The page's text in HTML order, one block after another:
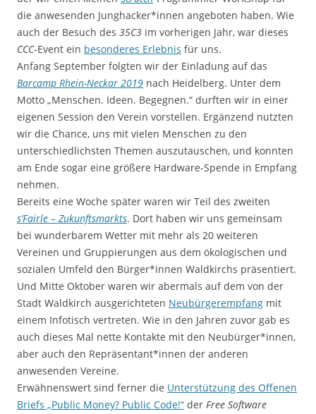
die anwesenden Junghacker*innen angeboten haben. Wie
auch der Besuch des 35C3 im vorherigen Jahr, war dieses
CCC-Event ein besonderes Erlebnis für uns.
Anfang September folgten wir der Einladung auf das
Barcamp Rhein-Neckar 2019 nach Heidelberg. Unter dem
Motto „Menschen. Ideen. Begegnen.“ durften wir in einer
eigenen Session den Verein vorstellen. Ergänzend nutzten
wir die Chance, uns mit vielen Menschen zu den
unterschiedlichsten Themen auszutauschen, und konnten
am Ende sogar eine größere Hardware-Spende in Empfang
nehmen.
Bereits eine Woche später waren wir Teil des zweiten
s’Fairle – Zukunftsmarkts. Dort haben wir uns gemeinsam
bei wunderbarem Wetter mit mehr als 20 weiteren
Vereinen und Gruppierungen aus dem ökologischen und
sozialen Umfeld den Bürger*innen Waldkirchs präsentiert.
Und Mitte Oktober waren wir abermals auf dem von der
Stadt Waldkirch ausgerichteten Neubürgerempfang mit
einem Infotisch vertreten. Wie in den Jahren zuvor gab es
auch dieses Mal nette Kontakte mit den Neubürger*innen,
aber auch den Repräsentant*innen der anderen
anwesenden Vereine.
Erwähnenswert sind ferner die Unterstützung des Offenen
Briefs „Public Money? Public Code!“ der Free Software